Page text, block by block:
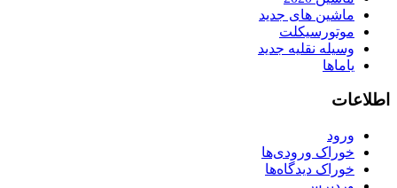
ماشین های جدید
موتورسیکلت
وسیله نقلیه جدید
یاماها
اطلاعات
ورود
خوراک ورودی‌ها
خوراک دیدگاه‌ها